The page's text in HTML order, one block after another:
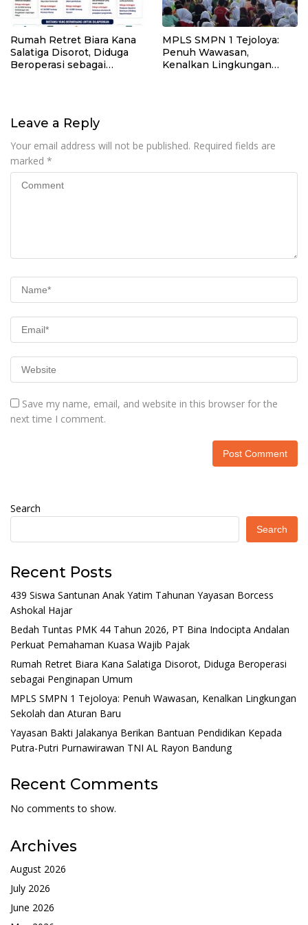
Rumah Retret Biara Kana
Salatiga Disorot, Diduga
Beroperasi sebagai
MPLS SMPN 1 Tejoloya:
Penuh Wawasan,
Kenalkan Lingkungan
Leave a Reply
Your email address will not be published. Required fields are
marked *
Save my name, email, and website in this browser for the
next time I comment.
Search
Search
Recent Posts
439 Siswa Santunan Anak Yatim Tahunan Yayasan Borcess
Ashokal Hajar
Bedah Tuntas PMK 44 Tahun 2026, PT Bina Indocipta Andalan
Perkuat Pemahaman Kuasa Wajib Pajak
Rumah Retret Biara Kana Salatiga Disorot, Diduga Beroperasi
sebagai Penginapan Umum
MPLS SMPN 1 Tejoloya: Penuh Wawasan, Kenalkan Lingkungan
Sekolah dan Aturan Baru
Yayasan Bakti Jalakanya Berikan Bantuan Pendidikan Kepada
Putra-Putri Purnawirawan TNI AL Rayon Bandung
Recent Comments
No comments to show.
Archives
August 2026
July 2026
June 2026